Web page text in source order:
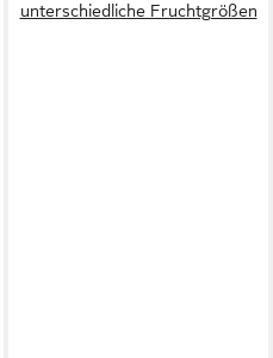
unterschiedliche Fruchtgrößen